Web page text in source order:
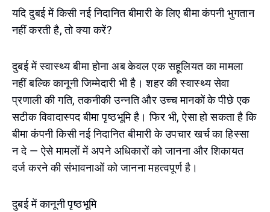
यदि दुबई में किसी नई निदानित बीमारी के लिए बीमा कंपनी भुगतान
नहीं करती है, तो क्या करें?
दुबई में स्वास्थ्य बीमा होना अब केवल एक सहूलियत का मामला
नहीं बल्कि कानूनी जिम्मेदारी भी है। शहर की स्वास्थ्य सेवा
प्रणाली की गति, तकनीकी उन्नति और उच्च मानकों के पीछे एक
सटीक विवादास्पद बीमा पृष्ठभूमि है। फिर भी, ऐसा हो सकता है कि
बीमा कंपनी किसी नई निदानित बीमारी के उपचार खर्च का हिस्सा
न दे — ऐसे मामलों में अपने अधिकारों को जानना और शिकायत
दर्ज करने की संभावनाओं को जानना महत्वपूर्ण है।
दुबई में कानूनी पृष्ठभूमि